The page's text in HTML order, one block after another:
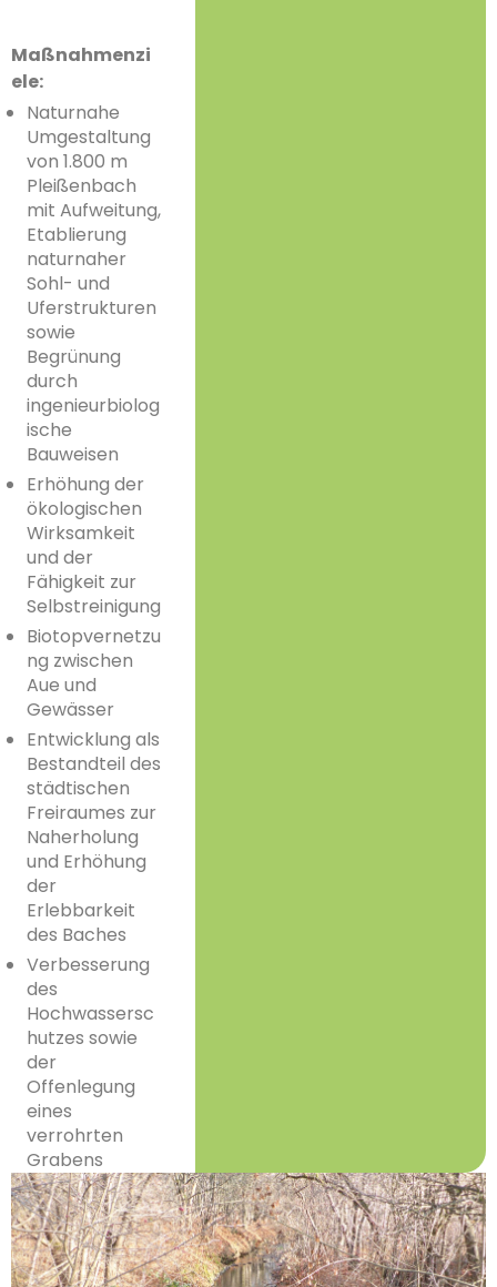
Maßnahmenzi
ele:
Naturnahe
Umgestaltung
von 1.800 m
Pleißenbach
mit Aufweitung,
Etablierung
naturnaher
Sohl- und
Uferstrukturen
sowie
Begrünung
durch
ingenieurbiolog
ische
Bauweisen
Erhöhung der
ökologischen
Wirksamkeit
und der
Fähigkeit zur
Selbstreinigung
Biotopvernetzu
ng zwischen
Aue und
Gewässer
Entwicklung als
Bestandteil des
städtischen
Freiraumes zur
Naherholung
und Erhöhung
der
Erlebbarkeit
des Baches
Verbesserung
des
Hochwassersc
hutzes sowie
der
Offenlegung
eines
verrohrten
Grabens